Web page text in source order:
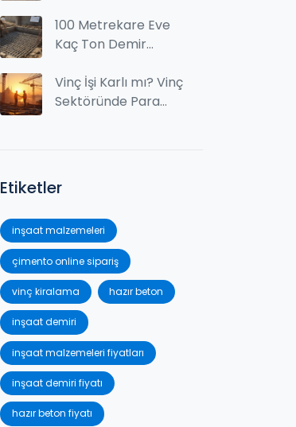
Fiyatları
100 Metrekare Eve
Kaç Ton Demir
Rakamlar ve
Hesaplama Yöntemi
Vinç İşi Karlı mı? Vinç
Sektöründe Para
Etiketler
inşaat malzemeleri
çimento online sipariş
vinç kiralama hazır beton
inşaat demiri
inşaat malzemeleri fiyatları
inşaat demiri fiyatı
hazır beton fiyatı